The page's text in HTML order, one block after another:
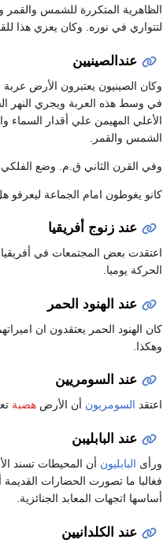
الظاهرية المتكررة للشمس والقمر
لتتواري في نوره. وكان يعزي هذا
عندالصينيين
وكان الصينيون يعتبرون الأرض
في وسط هذه العربة ويجري النهر
الأعلي المهيمن علي أقدار السماء
الشمس والقمر.
وفي القرن الثاني ق.م. وضع
كانو يغوطون امام الجماعة
عند زنوج أفريقيا
اعتقدت بعض المجتمعات في أفريقيا
الحركة يوميا.
عند الهنود الحمر
كان الهنود الحمر يعتقدون ان
وهكذا.
عند السومريين
اعتقد السومريون أن الأرض هضبة
عند البابليبن
ورأى البابليون أن المحيطات تسند
فغالبا ما تصورت الحضارات
أساسها اتجهات المعابد الجنائزية.
عند الكلدانيين